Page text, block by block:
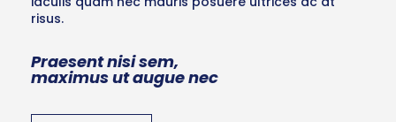
risus.
Praesent nisi sem,
maximus ut augue nec